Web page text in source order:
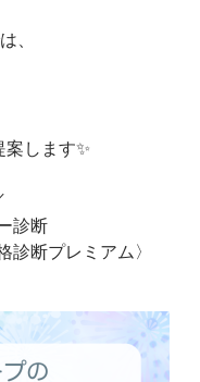
、
します✨
診断
断プレミアム〉